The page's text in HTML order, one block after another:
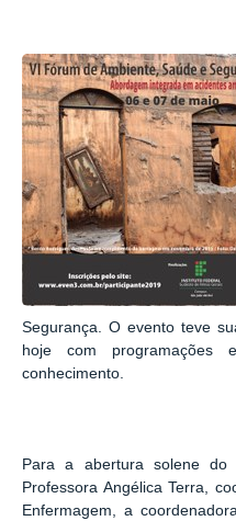
Segurança. O evento teve
hoje com programações
conhecimento.
Para a abertura solene do
Professora Angélica Terra,
Enfermagem, a